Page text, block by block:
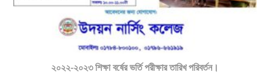
২০২২-২০২৩ শিক্ষা বর্ষের ভর্তি পরীক্ষার তারিখ পরিবর্তন।